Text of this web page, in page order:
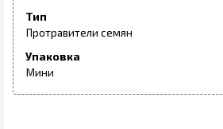
Тип
Протравители семян
Упаковка
Мини